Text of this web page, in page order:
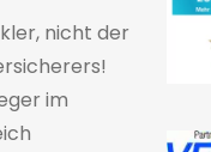
nicht der
im